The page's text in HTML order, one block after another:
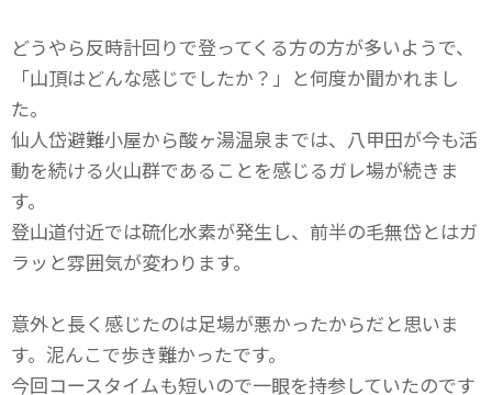
どうやら反時計回りで登ってくる方の方が多いようで、
「山頂はどんな感じでしたか？」と何度か聞かれまし
た。
仙人岱避難小屋から酸ヶ湯温泉までは、八甲田が今も活
動を続ける火山群であることを感じるガレ場が続きま
す。
登山道付近では硫化水素が発生し、前半の毛無岱とはガ
ラッと雰囲気が変わります。
意外と長く感じたのは足場が悪かったからだと思いま
す。泥んこで歩き難かったです。
今回コースタイムも短いので一眼を持参していたのです